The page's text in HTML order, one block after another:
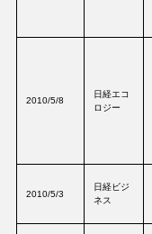
2010/5/8
日経エコ
ロジー
2010/5/3
日経ビジ
ネス